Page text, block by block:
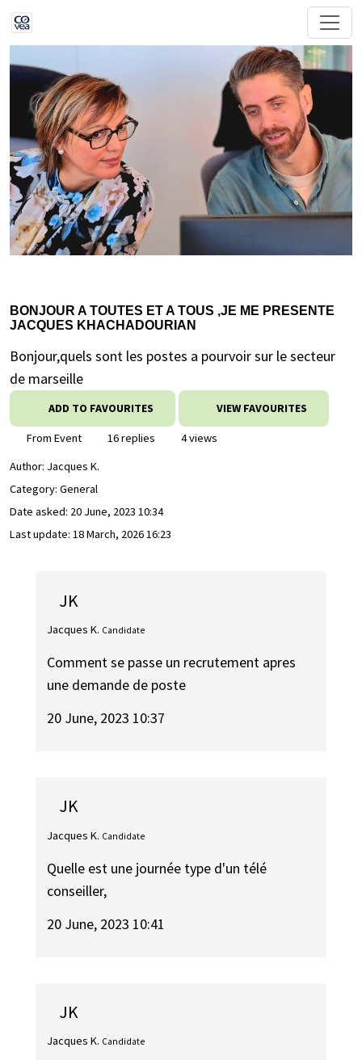
BONJOUR A TOUTES ET A TOUS ,JE ME PRESENTE
JACQUES KHACHADOURIAN
Bonjour,quels sont les postes a pourvoir sur le secteur
de marseille
ADD TO FAVOURITES VIEW FAVOURITES
From Event 16 replies
4 views
Author: Jacques K.
Category: General
Date asked: 20 June, 2023 10:34
Last update: 18 March, 2026 16:23
JK
Jacques K. Candidate
Comment se passe un recrutement apres
une demande de poste
20 June, 2023 10:37
JK
Jacques K. Candidate
Quelle est une journée type d'un télé
conseiller,
20 June, 2023 10:41
JK
Jacques K. Candidate